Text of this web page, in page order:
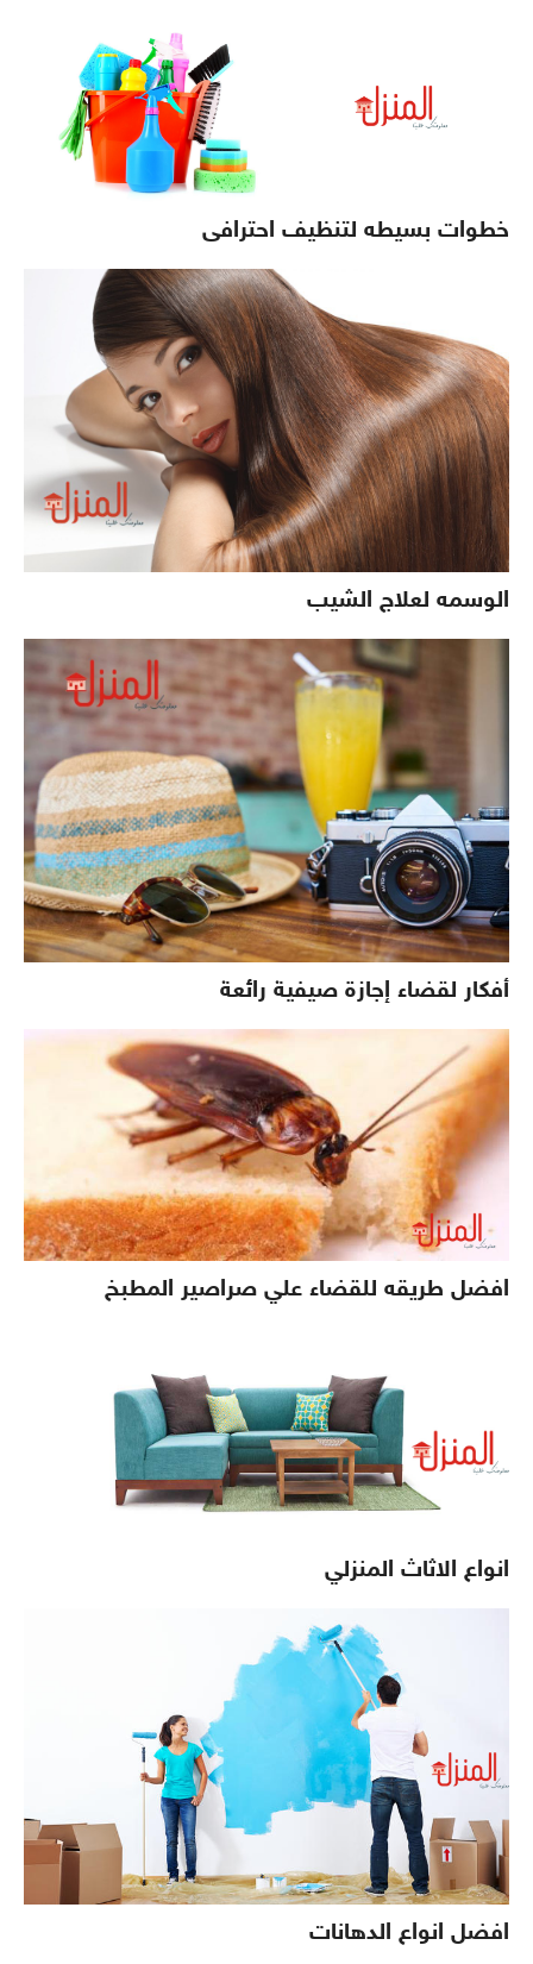
خطوات بسيطه لتنظيف احترافى
الوسمه لعلاج الشيب
أفكار لقضاء إجازة صيفية رائعة
افضل طريقه للقضاء علي صراصير المطبخ
انواع الاثاث المنزلي
افضل انواع الدهانات